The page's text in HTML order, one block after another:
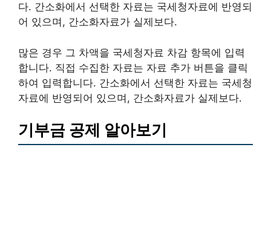
다. 간소화에서 선택한 자료는 국세청자료에 반영되
어 있으며, 간소화자료가 실제보다.
많은 경우 그 차액을 국세청자료 차감 항목에 입력
합니다. 직접 수집한 자료는 자료 추가 버튼을 클릭
하여 입력합니다. 간소화에서 선택한 자료는 국세청
자료에 반영되어 있으며, 간소화자료가 실제보다.
기부금 공제 알아보기